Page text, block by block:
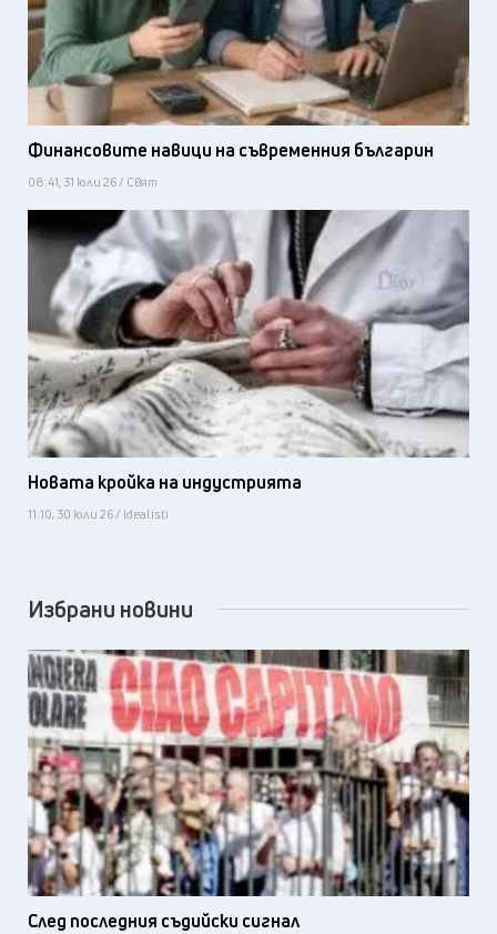
Финансовите навици на съвременния българин
08:41, 31 юли 26 / Свят
Новата кройка на индустрията
11:10, 30 юли 26 / Idealisti
Избрани новини
След последния съдийски сигнал